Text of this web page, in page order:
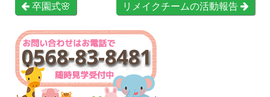
卒園式🌸 リメイクチームの活動報告